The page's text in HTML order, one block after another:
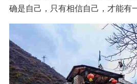
确是自己，只有相信自己，才能有